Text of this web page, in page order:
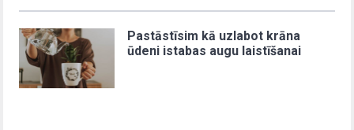
Pastāstīsim kā uzlabot krāna
ūdeni istabas augu laistīšanai